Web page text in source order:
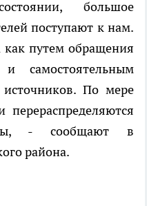
большое
поступают к нам.
путем обращения
самостоятельным
По мере
перераспределяются
- сообщают в
района.